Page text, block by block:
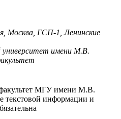
Москва, ГСП-1, Ленинские
университет имени М.В.
МГУ имени М.В.
текстовой информации и